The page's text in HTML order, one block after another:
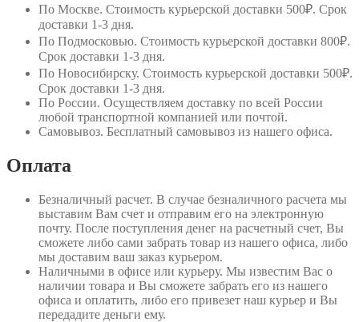
По Москве. Стоимость курьерской доставки 500₽. Срок
доставки 1-3 дня.
По Подмосковью. Стоимость курьерской доставки 800₽.
Срок доставки 1-3 дня.
По Новосибирску. Стоимость курьерской доставки 500₽.
Срок доставки 1-3 дня.
По России. Осуществляем доставку по всей России
любой транспортной компанией или почтой.
Самовывоз. Бесплатный самовывоз из нашего офиса.
Оплата
Безналичный расчет. В случае безналичного расчета мы
выставим Вам счет и отправим его на электронную
почту. После поступления денег на расчетный счет, Вы
сможете либо сами забрать товар из нашего офиса, либо
мы доставим ваш заказ курьером.
Наличными в офисе или курьеру. Мы известим Вас о
наличии товара и Вы сможете забрать его из нашего
офиса и оплатить, либо его привезет наш курьер и Вы
передадите деньги ему.